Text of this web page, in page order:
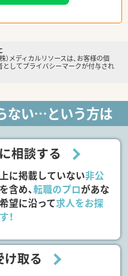
）メディカルリソースは、お客様の個
してプライバシーマークが付与され
ない…という方は
相談する
に掲載していない非公
を含め、転職のプロがあな
望に沿って求人をお探
！
取る